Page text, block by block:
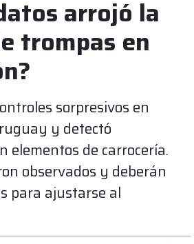
arrojó la
trompas en
sorpresivos en
y detectó
elementos de carrocería.
observados y deberán
para ajustarse al